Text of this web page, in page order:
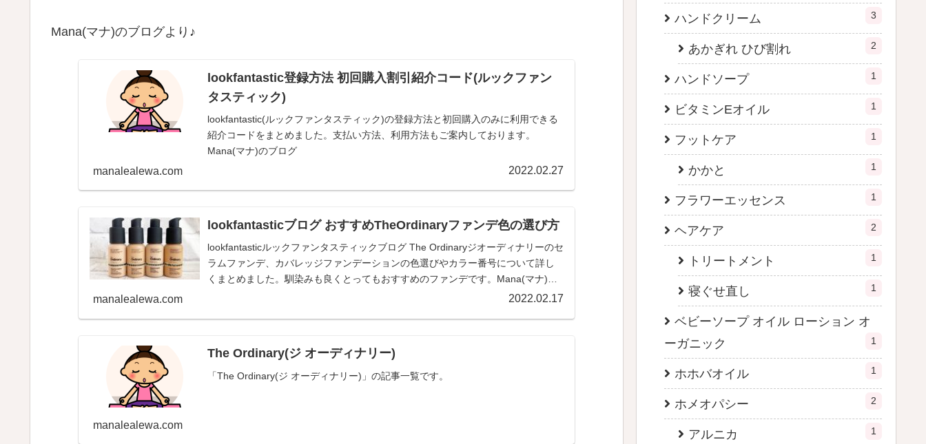
Mana(マナ)のブログより♪
lookfantastic登録方法 初回購入割引紹介コード(ルックファン
タスティック)
lookfantastic(ルックファンタスティック)の登録方法と初回購入のみに利用できる
紹介コードをまとめました。支払い方法、利用方法もご案内しております。
Mana(マナ)のブログ
manalealewa.com 2022.02.27
lookfantasticブログ おすすめTheOrdinaryファンデ色の選び方
lookfantasticルックファンタスティックブログ The Ordinaryジオーディナリーのセ
ラムファンデ、カバレッジファンデーションの色選びやカラー番号について詳し
くまとめました。馴染みも良くとってもおすすめのファンデです。Mana(マナ)の
manalealewa.com 2022.02.17
The Ordinary(ジ オーディナリー)
「The Ordinary(ジ オーディナリー)」の記事一覧です。
manalealewa.com
ハンドクリーム 3
あかぎれ ひび割れ 2
ハンドソープ 1
ビタミンEオイル 1
フットケア 1
かかと 1
フラワーエッセンス 1
ヘアケア 2
トリートメント 1
寝ぐせ直し 1
ベビーソープ オイル ローション オ
ーガニック
1
ホホバオイル 1
ホメオパシー 2
アルニカ 1